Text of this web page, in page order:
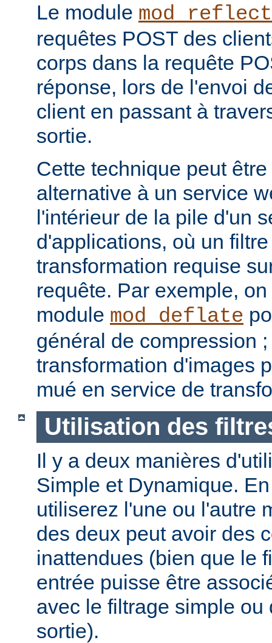
Le module
requêtes POST des
corps dans la requête
réponse, lors de l'envoi
client en passant à
sortie.
Cette technique peut
alternative à un service
l'intérieur de la pile d'un
d'applications, où un
transformation requise
requête. Par exemple,
module mod_deflate
général de compression
transformation d'images
mué en service de
Utilisation des
Il y a deux manières
Simple et Dynamique.
utiliserez l'une ou l'autre
des deux peut avoir des
inattendues (bien que le
entrée puisse être
avec le filtrage simple ou
sortie).